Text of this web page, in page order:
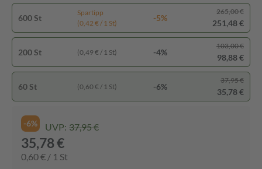
600 St
Spartipp
(0,42 € / 1 St)
-5%
265,00 €
251,48 €
200 St (0,49 € / 1 St) -4%
103,00 €
98,88 €
60 St (0,60 € / 1 St) -6%
37,95 €
35,78 €
-6% UVP: 37,95 €
35,78 €
0,60 € / 1 St